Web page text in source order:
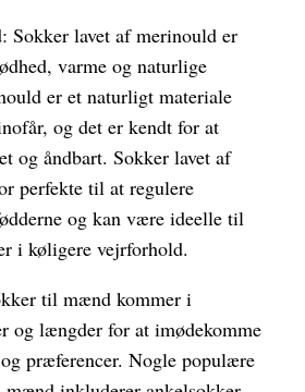
Sokker lavet af merinould er
varme og naturlige
er et naturligt materiale
og det er kendt for at
og åndbart. Sokker lavet af
perfekte til at regulere
og kan være ideelle til
i køligere vejrforhold.
til mænd kommer i
og længder for at imødekomme
præferencer. Nogle populære